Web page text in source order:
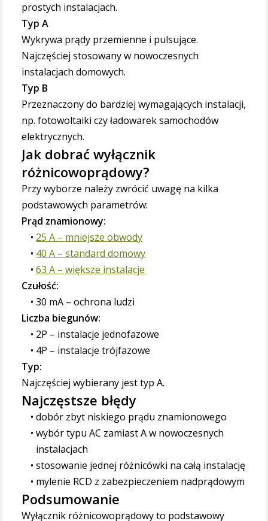
prostych instalacjach.
Typ A
Wykrywa prądy przemienne i pulsujące.
Najczęściej stosowany w nowoczesnych
instalacjach domowych.
Typ B
Przeznaczony do bardziej wymagających instalacji,
np. fotowoltaiki czy ładowarek samochodów
elektrycznych.
Jak dobrać wyłącznik
różnicowoprądowy?
Przy wyborze należy zwrócić uwagę na kilka
podstawowych parametrów:
Prąd znamionowy:
25 A – mniejsze obwody
40 A – standard domowy
63 A – większe instalacje
Czułość:
30 mA – ochrona ludzi
Liczba biegunów:
2P – instalacje jednofazowe
4P – instalacje trójfazowe
Typ:
Najczęściej wybierany jest typ A.
Najczęstsze błędy
dobór zbyt niskiego prądu znamionowego
wybór typu AC zamiast A w nowoczesnych
instalacjach
stosowanie jednej różnicówki na całą instalację
mylenie RCD z zabezpieczeniem nadprądowym
Podsumowanie
Wyłącznik różnicowoprądowy to podstawowy